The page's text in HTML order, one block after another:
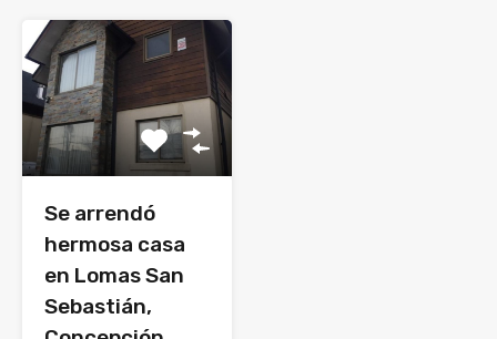
Se arrendó
hermosa casa
en Lomas San
Sebastián,